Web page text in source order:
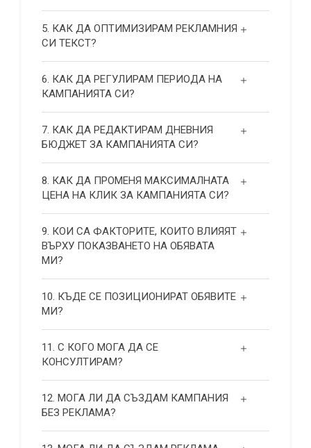
5. КАК ДА ОПТИМИЗИРАМ РЕКЛАМНИЯ
СИ ТЕКСТ?
6. КАК ДА РЕГУЛИРАМ ПЕРИОДА НА
КАМПАНИЯТА СИ?
7. КАК ДА РЕДАКТИРАМ ДНЕВНИЯ
БЮДЖЕТ ЗА КАМПАНИЯТА СИ?
8. КАК ДА ПРОМЕНЯ МАКСИМАЛНАТА
ЦЕНА НА КЛИК ЗА КАМПАНИЯТА СИ?
9. КОИ СА ФАКТОРИТЕ, КОИТО ВЛИЯЯТ
ВЪРХУ ПОКАЗВАНЕТО НА ОБЯВАТА
МИ?
10. КЪДЕ СЕ ПОЗИЦИОНИРАТ ОБЯВИТЕ
МИ?
11. С КОГО МОГА ДА СЕ
КОНСУЛТИРАМ?
12. МОГА ЛИ ДА СЪЗДАМ КАМПАНИЯ
БЕЗ РЕКЛАМА?